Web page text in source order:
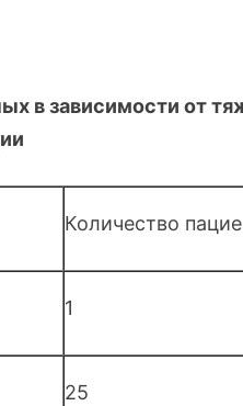
в зависимости от
Количество
1
25